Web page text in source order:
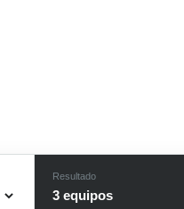
Resultado
3 equipos